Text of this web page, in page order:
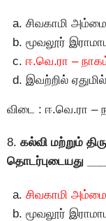
சிவகாமி
மூவலூர்
ஈ.வெ.ரா –
இவற்றில்
விடை : ஈ.வெ.ரா –
8. கல்வி மற்றும்
தொடர்புடையது
சிவகாமி
மூவலூர்